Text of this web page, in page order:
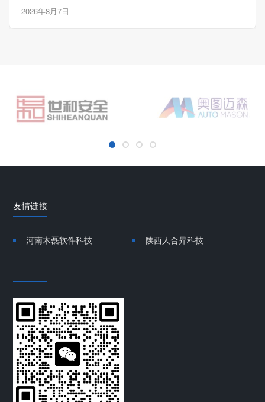
2026年8月7日
友情链接
河南木磊软件科技 陕西人合昇科技